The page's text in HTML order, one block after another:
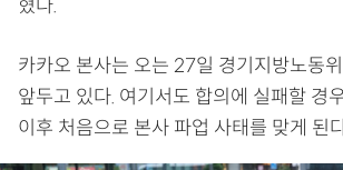
혔다.
카카오 본사는 오는 27일 경기지방노동
앞두고 있다. 여기서도 합의에 실패할 경
이후 처음으로 본사 파업 사태를 맞게 된